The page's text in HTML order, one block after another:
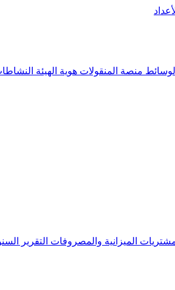
الوسائط منصة المنقولات هوية الهيئة
الميزانية والمصروفات التقرير